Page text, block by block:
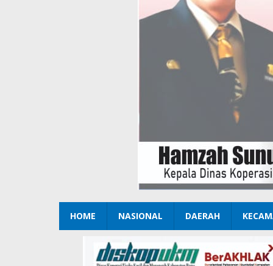
HOME NASIONAL DAERAH